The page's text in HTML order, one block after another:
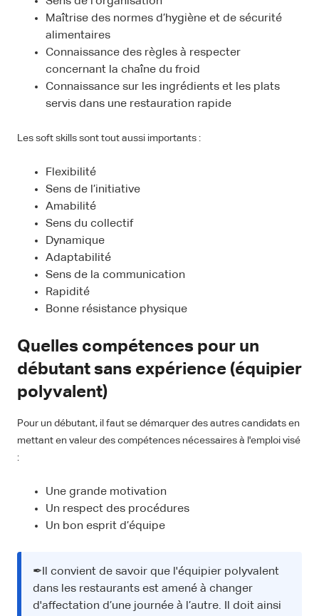
Maîtrise des normes d’hygiène et de sécurité
alimentaires
Connaissance des règles à respecter
concernant la chaîne du froid
Connaissance sur les ingrédients et les plats
servis dans une restauration rapide
Les soft skills sont tout aussi importants :
Flexibilité
Sens de l’initiative
Amabilité
Sens du collectif
Dynamique
Adaptabilité
Sens de la communication
Rapidité
Bonne résistance physique
Quelles compétences pour un
débutant sans expérience (équipier
polyvalent)
Pour un débutant, il faut se démarquer des autres candidats en
mettant en valeur des compétences nécessaires à l'emploi visé
:
Une grande motivation
Un respect des procédures
Un bon esprit d’équipe
✒Il convient de savoir que l'équipier polyvalent
dans les restaurants est amené à changer
d'affectation d’une journée à l’autre. Il doit ainsi